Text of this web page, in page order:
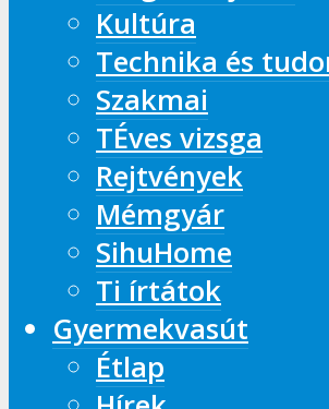
Kultúra
Technika és
Szakmai
TÉves vizsga
Rejtvények
Mémgyár
SihuHome
Ti írtátok
Gyermekvasút
Étlap